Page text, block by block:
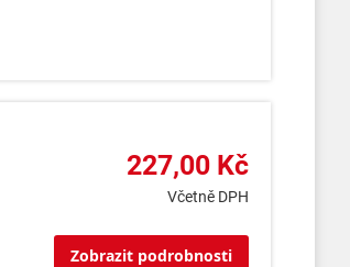
227,00 Kč
Včetně DPH
Zobrazit podrobnosti